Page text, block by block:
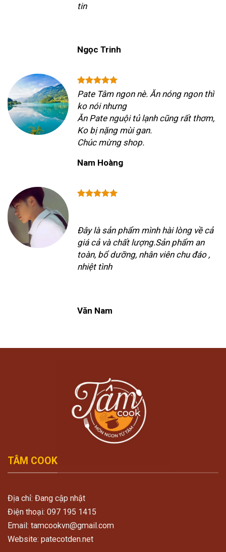
tin
Ngọc Trinh
Pate Tâm ngon nè. Ăn nóng ngon thì
ko nói nhưng
Ăn Pate nguội tủ lạnh cũng rất thơm,
Ko bị nặng mùi gan.
Chúc mừng shop.
Nam Hoàng
Đây là sản phẩm mình hài lòng về cả
giá cả và chất lượng.Sản phẩm an
toàn, bổ dưỡng, nhân viên chu đáo ,
nhiệt tình
Văn Nam
TÂM COOK
Địa chỉ: Đang cập nhật
Điện thoại: 097 195 1415
Email: tamcookvn@gmail.com
Website: patecotden.net